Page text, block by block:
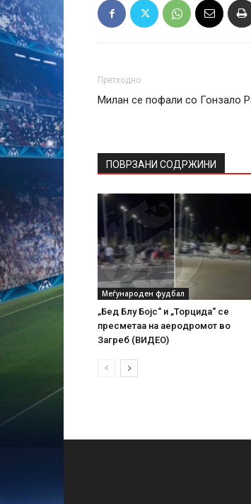
Претходно
Милан се пофали со Гонзало
ПОВРЗАНИ СОДРЖИНИ
Меѓународен фудбал
„Бед Блу Бојс“ и „Торцида“ се
пресметаа на аеродромот во
Загреб (ВИДЕО)